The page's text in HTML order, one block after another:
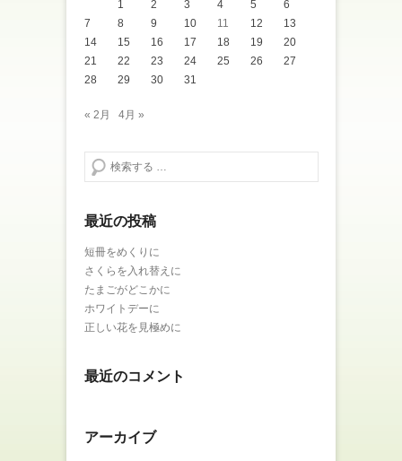
1
2 3 4 5
6
7
8 9 10 11 12
13
14
15 16 17 18 19
20
21
22 23 24 25 26
27
28
29 30 31
« 2月 4月 »
検索する
最近の投稿
短冊をめくりに
さくらを入れ替えに
たまごがどこかに
ホワイトデーに
正しい花を見極めに
最近のコメント
アーカイブ